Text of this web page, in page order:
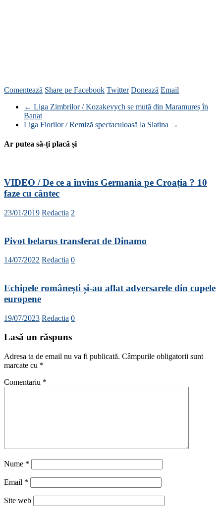
Comentează Share pe Facebook Twitter Donează Email
← Liga Zimbrilor / Kozakevych se mută din Maramureș în
Banat
Liga Florilor / Remiză spectaculoasă la Slatina →
Ar putea să-ți placă și
VIDEO / De ce a învins Germania pe Croația ? 10
faze cu cântec
23/01/2019 Redactia 2
Pivot belarus transferat de Dinamo
14/07/2022 Redactia 0
Echipele românești și-au aflat adversarele din cupele
europene
19/07/2023 Redactia 0
Lasă un răspuns
Adresa ta de email nu va fi publicată. Câmpurile obligatorii sunt
marcate cu *
Comentariu *
Nume *
Email *
Site web